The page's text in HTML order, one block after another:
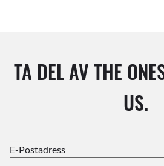
TA DEL AV THE
US.
E-Postadress